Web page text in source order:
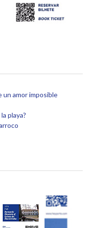
un amor imposible
playa?